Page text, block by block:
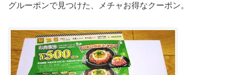
グルーポンで見つけた、メチャお得なクーポン。